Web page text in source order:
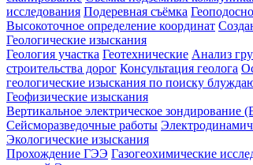
исследования Подеревная съёмка
Высокоточное определение координат
Геологические изыскания
Геология участка Геотехнические Анализ
строительства дорог Консультация геолога
геологические изыскания по поиску
Геофизические изыскания
Вертикальное электрическое зондирование
Сейсморазведочные работы
Экологические изыскания
Прохождение ГЭЭ Газогеохимические